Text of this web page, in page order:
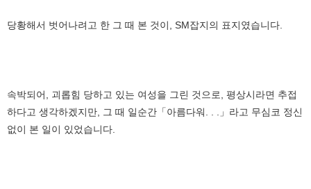
당황해서 벗어나려고 한 그 때 본 것이, SM잡지의 표지였습니다.
속박되어, 괴롭힘 당하고 있는 여성을 그린 것으로, 평상시라면 추접
하다고 생각하겠지만, 그 때 일순간「아름다워. . .」라고 무심코 정신
없이 본 일이 있었습니다.